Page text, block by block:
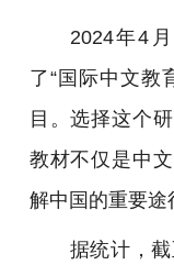
2024年4
了“国际中文教
目。选择这个
教材不仅是中
解中国的重要途
据统计，